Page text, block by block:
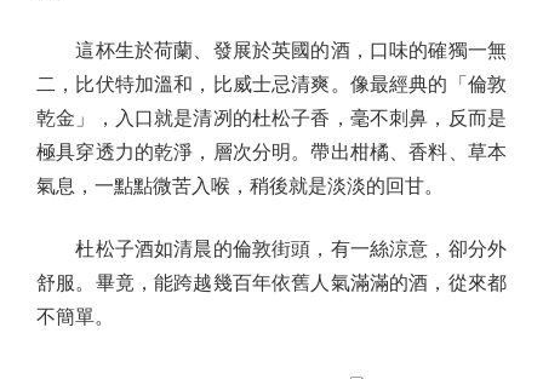
這杯生於荷蘭、發展於英國的酒，口味的確獨一無
二，比伏特加溫和，比威士忌清爽。像最經典的「倫敦
乾金」，入口就是清冽的杜松子香，毫不刺鼻，反而是
極具穿透力的乾淨，層次分明。帶出柑橘、香料、草本
氣息，一點點微苦入喉，稍後就是淡淡的回甘。
杜松子酒如清晨的倫敦街頭，有一絲涼意，卻分外
舒服。畢竟，能跨越幾百年依舊人氣滿滿的酒，從來都
不簡單。